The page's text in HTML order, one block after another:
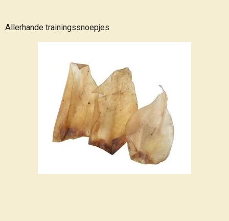
Allerhande trainingssnoepjes